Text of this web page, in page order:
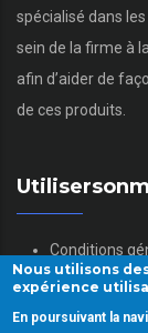
spécialisé dans
sein de la firme à
afin d’aider de
de ces produits.
Conditions
Mentions
Politique des
Nous utilisons
expérience
En poursuivant la